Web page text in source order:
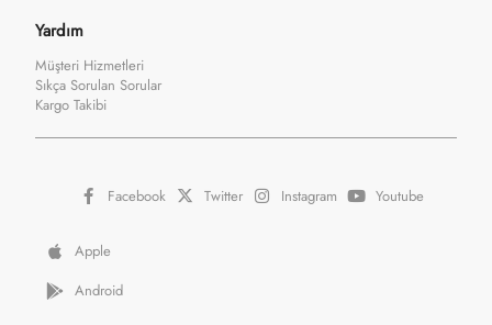
Yardım
Müşteri Hizmetleri
Sıkça Sorulan Sorular
Kargo Takibi
Facebook Twitter Instagram Youtube
Apple
Android